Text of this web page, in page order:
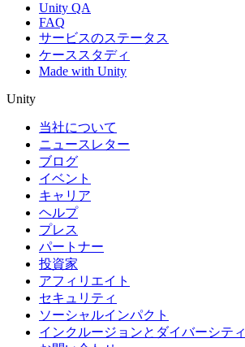
Unity QA
FAQ
サービスのステータス
ケーススタディ
Made with Unity
Unity
当社について
ニュースレター
ブログ
イベント
キャリア
ヘルプ
プレス
パートナー
投資家
アフィリエイト
セキュリティ
ソーシャルインパクト
インクルージョンとダイバーシティ